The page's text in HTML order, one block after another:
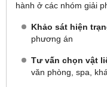
hành ở các nhóm giải
Khảo sát hiện
phương án
Tư vấn chọn vật
văn phòng, spa,